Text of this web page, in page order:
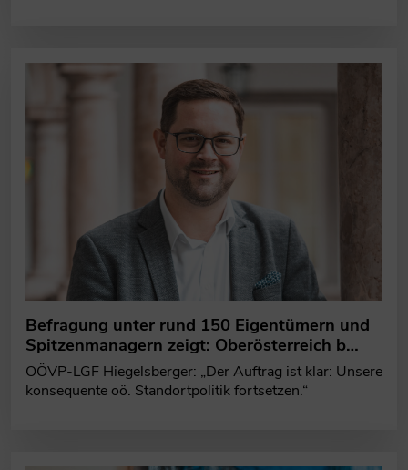
Befragung unter rund 150 Eigentümern und
Spitzenmanagern zeigt: Oberösterreich b…
OÖVP-LGF Hiegelsberger: „Der Auftrag ist klar: Unsere
konsequente oö. Standortpolitik fortsetzen.“